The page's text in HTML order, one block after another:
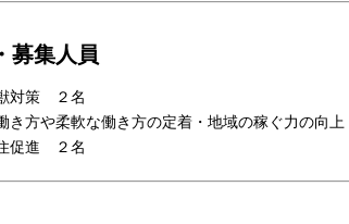
募集人員
対策 ２名
き方や柔軟な働き方の定着・地域の稼ぐ力の向
促進 ２名